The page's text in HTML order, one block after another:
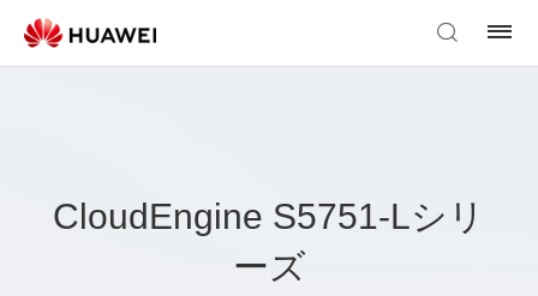
CloudEngine S5751-Lシリ
ーズ